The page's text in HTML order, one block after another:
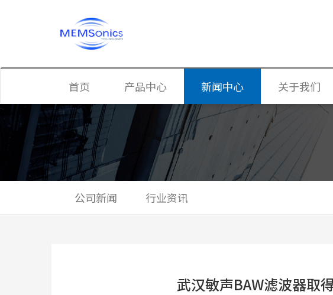
首页 产品中心
TRx滤波器
双工器
四工器
新闻中心
公司新闻
行业资讯
关于我们
荣誉奖项
社会责任
环境与安全
公司新闻 行业资讯
武汉敏声BAW滤波器取